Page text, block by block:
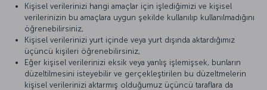
Kişisel verilerinizi hangi amaçlar için işlediğimizi ve kişisel
verilerinizin bu amaçlara uygun şekilde kullanılıp kullanılmadığını
öğrenebilirsiniz,
Kişisel verilerinizi yurt içinde veya yurt dışında aktardığımız
üçüncü kişileri öğrenebilirsiniz,
Eğer kişisel verilerinizi eksik veya yanlış işlemişsek, bunların
düzeltilmesini isteyebilir ve gerçekleştirilen bu düzeltmelerin
kişisel verilerinizi aktarmış olduğumuz üçüncü taraflara da